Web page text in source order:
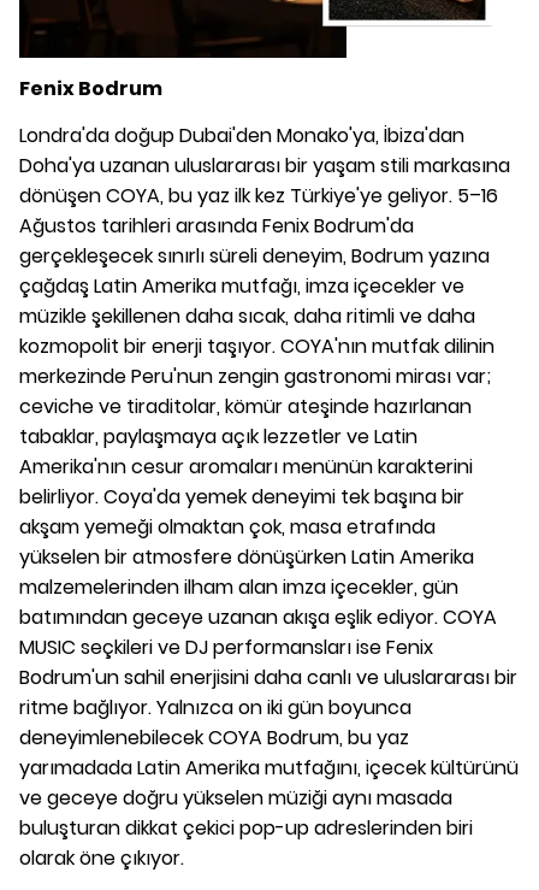
Fenix Bodrum
Londra'da doğup Dubai'den Monako'ya, İbiza'dan
Doha'ya uzanan uluslararası bir yaşam stili markasına
dönüşen COYA, bu yaz ilk kez Türkiye'ye geliyor. 5–16
Ağustos tarihleri arasında Fenix Bodrum'da
gerçekleşecek sınırlı süreli deneyim, Bodrum yazına
çağdaş Latin Amerika mutfağı, imza içecekler ve
müzikle şekillenen daha sıcak, daha ritimli ve daha
kozmopolit bir enerji taşıyor. COYA'nın mutfak dilinin
merkezinde Peru'nun zengin gastronomi mirası var;
ceviche ve tiraditolar, kömür ateşinde hazırlanan
tabaklar, paylaşmaya açık lezzetler ve Latin
Amerika'nın cesur aromaları menünün karakterini
belirliyor. Coya'da yemek deneyimi tek başına bir
akşam yemeği olmaktan çok, masa etrafında
yükselen bir atmosfere dönüşürken Latin Amerika
malzemelerinden ilham alan imza içecekler, gün
batımından geceye uzanan akışa eşlik ediyor. COYA
MUSIC seçkileri ve DJ performansları ise Fenix
Bodrum'un sahil enerjisini daha canlı ve uluslararası bir
ritme bağlıyor. Yalnızca on iki gün boyunca
deneyimlenebilecek COYA Bodrum, bu yaz
yarımadada Latin Amerika mutfağını, içecek kültürünü
ve geceye doğru yükselen müziği aynı masada
buluşturan dikkat çekici pop-up adreslerinden biri
olarak öne çıkıyor.